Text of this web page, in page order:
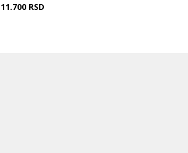
11.700 RSD